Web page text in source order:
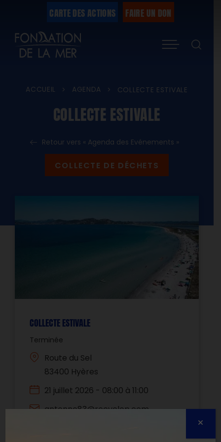
CARTE DES ACTIONS FAIRE UN DON
ACCUEIL > AGENDA > COLLECTE ESTIVALE
COLLECTE ESTIVALE
Retour vers « Agenda des Evénements »
COLLECTE DE DÉCHETS
COLLECTE ESTIVALE
Terminée
Route du Sel
83400 Hyères
21 juillet 2026 - 08:00 à 11:00
antenne83@recyclop.com